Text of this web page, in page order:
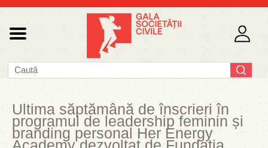
Ultima săptămână de înscrieri în
programul de leadership feminin și
branding personal Her Energy